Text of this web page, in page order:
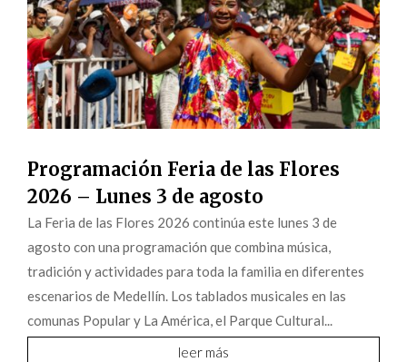
Programación Feria de las Flores
2026 – Lunes 3 de agosto
La Feria de las Flores 2026 continúa este lunes 3 de
agosto con una programación que combina música,
tradición y actividades para toda la familia en diferentes
escenarios de Medellín. Los tablados musicales en las
comunas Popular y La América, el Parque Cultural...
leer más